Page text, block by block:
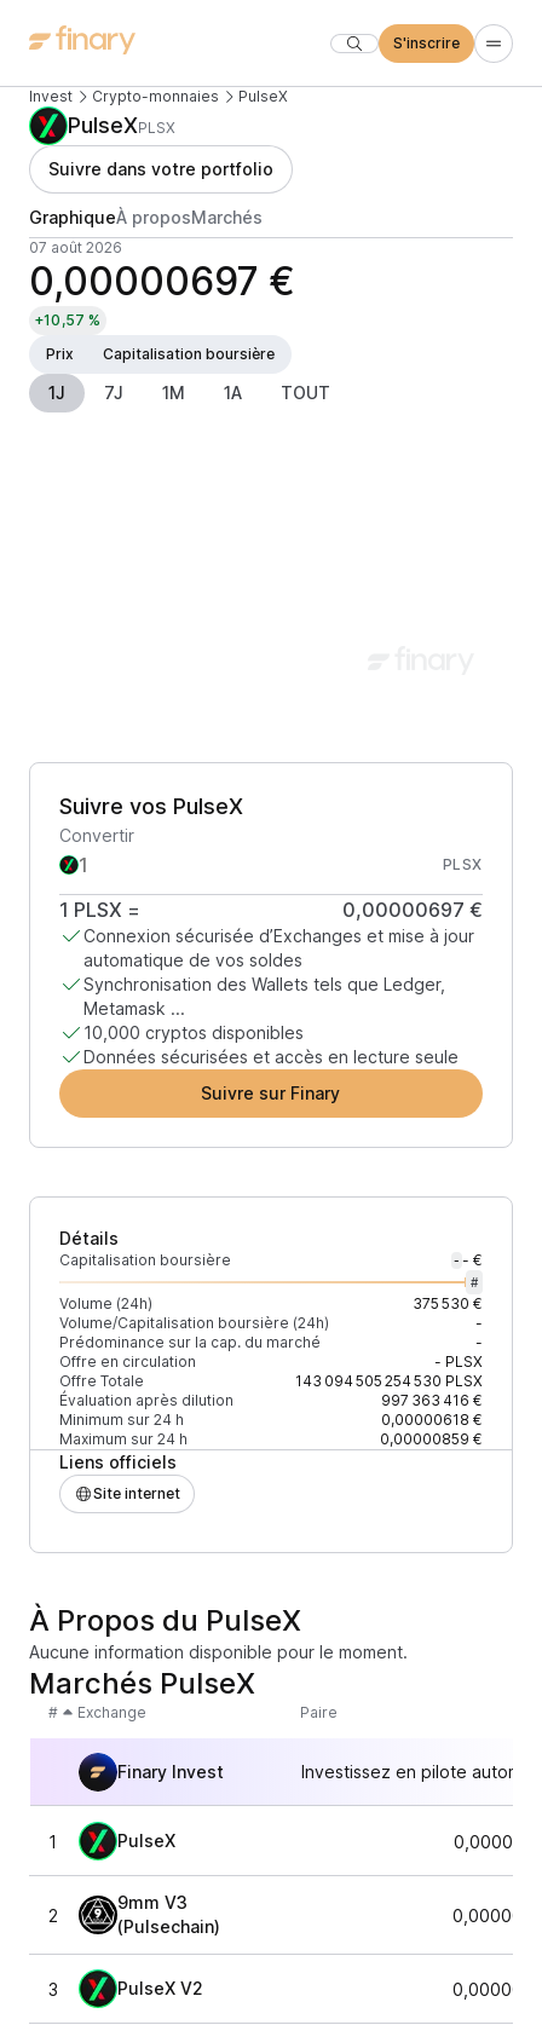
S'inscrire
Invest Crypto-monnaies PulseX
PulseXPLSX
Suivre dans votre portfolio
GraphiqueÀ proposMarchés
07 août 2026
0,00000697 €
+10,57 %
Prix
Capitalisation boursière
1J 7J 1M 1A TOUT
Suivre vos PulseX
Convertir
PLSX
1 PLSX = 0,00000697 €
Connexion sécurisée d’Exchanges et mise à jour
automatique de vos soldes
Synchronisation des Wallets tels que Ledger,
Metamask ...
10,000 cryptos disponibles
Données sécurisées et accès en lecture seule
Suivre sur Finary
Détails
Capitalisation boursière - - €
#
Volume (24h)
375 530 €
Volume/Capitalisation boursière (24h)
-
Prédominance sur la cap. du marché
-
Offre en circulation
- PLSX
Offre Totale
143 094 505 254 530 PLSX
Évaluation après dilution
997 363 416 €
Minimum sur 24 h
0,00000618 €
Maximum sur 24 h
0,00000859 €
Liens officiels
Site internet
À Propos du PulseX
Aucune information disponible pour le moment.
Marchés PulseX
# Exchange Paire
Finary Invest Investissez en pilote
1 PulseX
2
9mm V3
(Pulsechain)
3 PulseX V2